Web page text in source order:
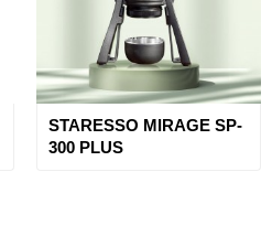
STARESSO MIRAGE SP-
300 PLUS